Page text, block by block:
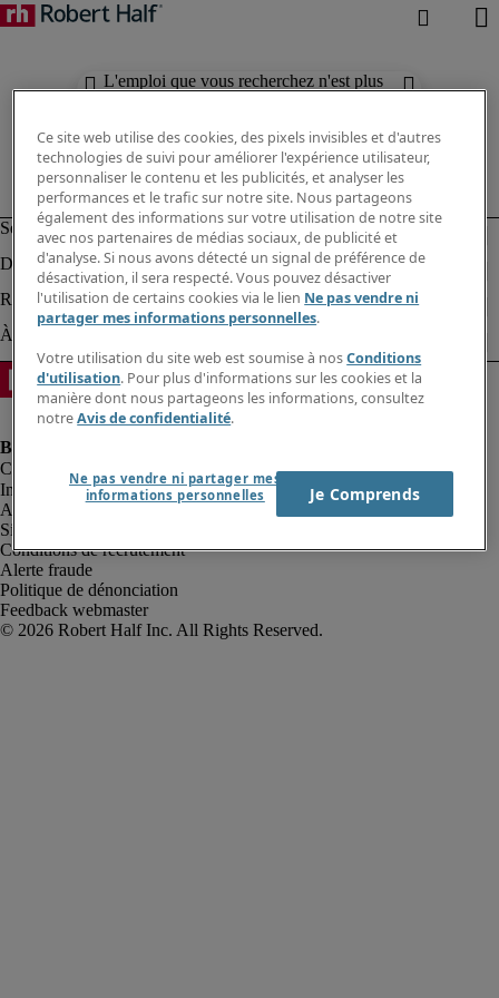
L'emploi que vous recherchez n'est plus
Informations sur la société
Avis de confidentialité
Site web et cookies
Conditions de recrutement
Alerte fraude
Politique de dénonciation
Feedback webmaster
Ce site web utilise des cookies, des pixels invisibles et d'autres
technologies de suivi pour améliorer l'expérience utilisateur,
personnaliser le contenu et les publicités, et analyser les
performances et le trafic sur notre site. Nous partageons
également des informations sur votre utilisation de notre site
avec nos partenaires de médias sociaux, de publicité et
d'analyse. Si nous avons détecté un signal de préférence de
désactivation, il sera respecté. Vous pouvez désactiver
l'utilisation de certains cookies via le lien Ne pas vendre ni
partager mes informations personnelles.
Votre utilisation du site web est soumise à nosConditions
d'utilisation. Pour plus d'informations sur les cookies et la
manière dont nous partageons les informations, consultez
notreAvis de confidentialité.
Ne pas vendre ni partager mes
informations personnelles
Je Comprends